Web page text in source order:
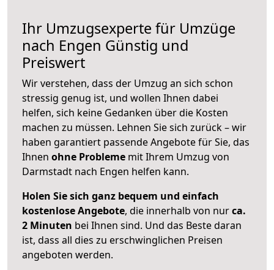
Ihr Umzugsexperte für Umzüge
nach Engen Günstig und
Preiswert
Wir verstehen, dass der Umzug an sich schon
stressig genug ist, und wollen Ihnen dabei
helfen, sich keine Gedanken über die Kosten
machen zu müssen. Lehnen Sie sich zurück – wir
haben garantiert passende Angebote für Sie, das
Ihnen ohne Probleme mit Ihrem Umzug von
Darmstadt nach Engen helfen kann.
Holen Sie sich ganz bequem und einfach
kostenlose Angebote, die innerhalb von nurca.
2 Minuten bei Ihnen sind. Und das Beste daran
ist, dass all dies zu erschwinglichen Preisen
angeboten werden.